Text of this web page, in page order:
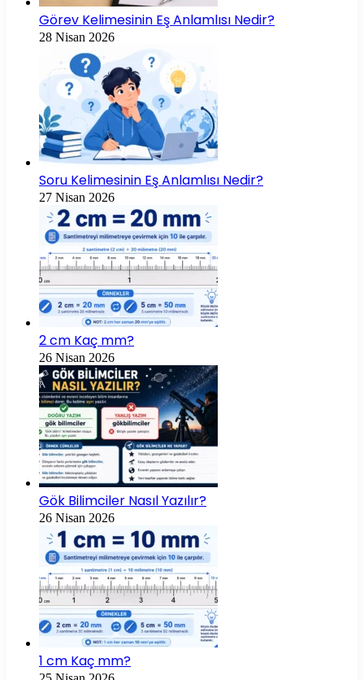
Görev Kelimesinin Eş Anlamlısı Nedir?
28 Nisan 2026
Soru Kelimesinin Eş Anlamlısı Nedir?
27 Nisan 2026
2 cm Kaç mm?
26 Nisan 2026
Gök Bilimciler Nasıl Yazılır?
26 Nisan 2026
1 cm Kaç mm?